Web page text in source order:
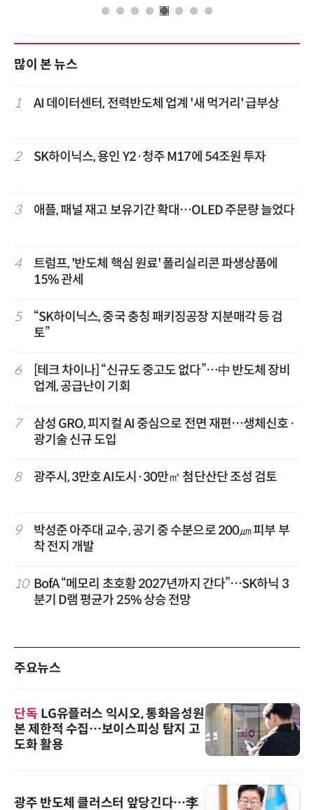
많이 본 뉴스
1 AI 데이터센터, 전력반도체 업계 '새 먹거리' 급부상
2 SK하이닉스, 용인 Y2·청주 M17에 54조원 투자
3 애플, 패널 재고 보유기간 확대…OLED 주문량 늘었다
4
트럼프, '반도체 핵심 원료' 폴리실리콘 파생상품에
15% 관세
5
“SK하이닉스, 중국 충칭 패키징공장 지분매각 등 검
토”
6
[테크 차이나] “신규도 중고도 없다”…中 반도체 장비
업계, 공급난이 기회
7
삼성 GRO, 피지컬 AI 중심으로 전면 재편…생체신호·
광기술 신규 도입
8 광주시, 3만호 AI도시·30만㎡ 첨단산단 조성 검토
9
박성준 아주대 교수, 공기 중 수분으로 200㎛ 피부 부
착 전지 개발
10 BofA “메모리 초호황 2027년까지 간다”…SK하닉 3
분기 D램 평균가 25% 상승 전망
주요뉴스
단독 LG유플러스 익시오, 통화음성원
본 제한적 수집…보이스피싱 탐지 고
도화 활용
광주 반도체 클러스터 앞당긴다…李